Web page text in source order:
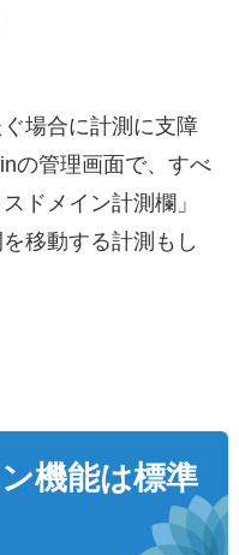
場合に計測に支障
の管理画面で、すべ
ドメイン計測欄」
移動する計測もし
機能は標準